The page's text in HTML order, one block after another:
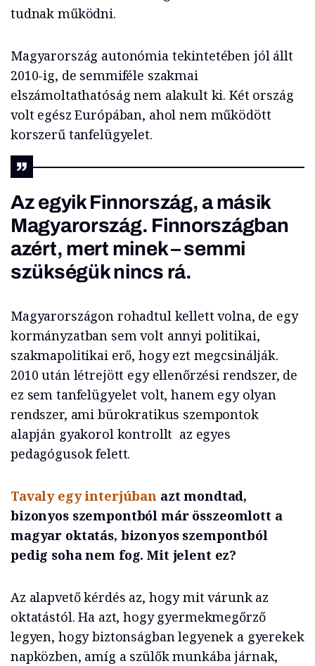
tudnak működni.
Magyarország autonómia tekintetében jól állt
2010-ig, de semmiféle szakmai
elszámoltathatóság nem alakult ki. Két ország
volt egész Európában, ahol nem működött
korszerű tanfelügyelet.
Az egyik Finnország, a másik
Magyarország. Finnországban
azért, mert minek – semmi
szükségük nincs rá.
Magyarországon rohadtul kellett volna, de egy
kormányzatban sem volt annyi politikai,
szakmapolitikai erő, hogy ezt megcsinálják.
2010 után létrejött egy ellenőrzési rendszer, de
ez sem tanfelügyelet volt, hanem egy olyan
rendszer, ami bürokratikus szempontok
alapján gyakorol kontrollt az egyes
pedagógusok felett.
Tavaly egy interjúban azt mondtad,
bizonyos szempontból már összeomlott a
magyar oktatás, bizonyos szempontból
pedig soha nem fog. Mit jelent ez?
Az alapvető kérdés az, hogy mit várunk az
oktatástól. Ha azt, hogy gyermekmegőrző
legyen, hogy biztonságban legyenek a gyerekek
napközben, amíg a szülők munkába járnak,